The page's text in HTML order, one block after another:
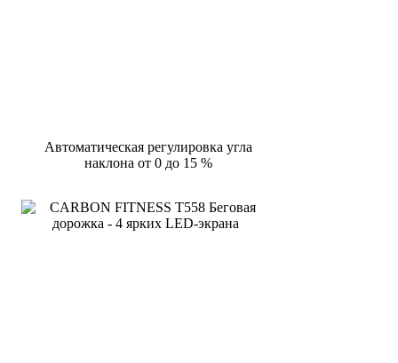
Автоматическая регулировка угла
наклона от 0 до 15 %